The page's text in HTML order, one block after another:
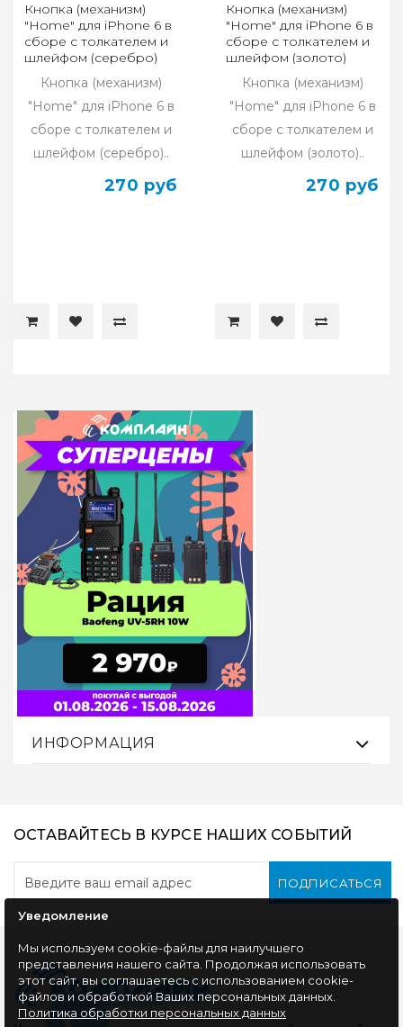
Кнопка (механизм)
"Home" для iPhone 6 в
сборе с толкателем и
шлейфом (серебро)
Кнопка (механизм)
"Home" для iPhone 6 в
сборе с толкателем и
шлейфом (серебро)..
270 руб
Кнопка (механизм)
"Home" для iPhone 6 в
сборе с толкателем и
шлейфом (золото)
Кнопка (механизм)
"Home" для iPhone 6 в
сборе с толкателем и
шлейфом (золото)..
270 руб
ИНФОРМАЦИЯ
ОСТАВАЙТЕСЬ В КУРСЕ НАШИХ СОБЫТИЙ
ПОДПИСАТЬСЯ
Уведомление
Мы используем cookie-файлы для наилучшего
представления нашего сайта. Продолжая использовать
этот сайт, вы соглашаетесь с использованием cookie-
файлов и обработкой Ваших персональных данных.
Политика обработки персональных данных